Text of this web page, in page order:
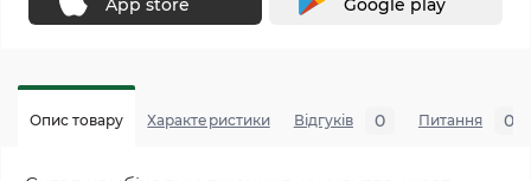
App store Google play
Опис товару Характеристики Відгуків 0 Питання 0